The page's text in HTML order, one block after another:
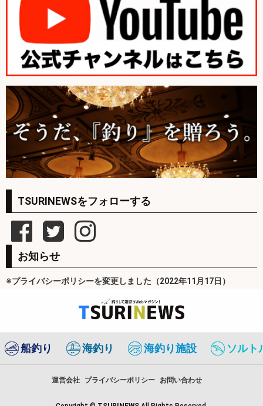
TSURINEWSをフォローする
お知らせ
※プライバシーポリシーを変更しました（2022年11月17日）
船釣り 海釣り 海釣り施設 ソルト
運営会社 プライバシーポリシー お問い合わせ